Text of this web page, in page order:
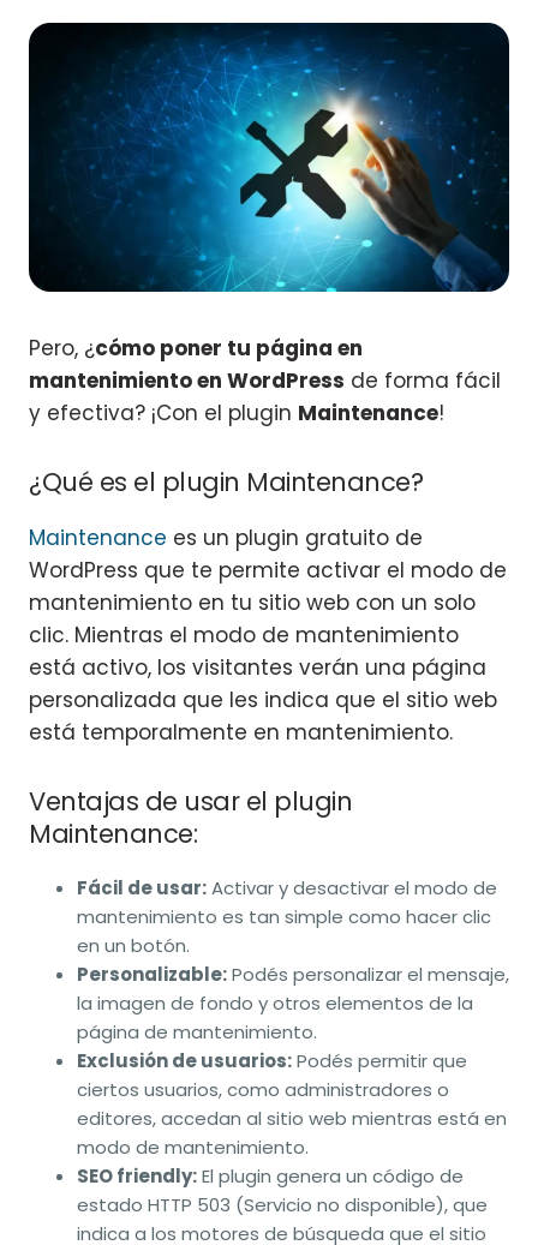
Pero, ¿cómo poner tu página en
mantenimiento en WordPress de forma fácil
y efectiva? ¡Con el plugin Maintenance!
¿Qué es el plugin Maintenance?
Maintenance es un plugin gratuito de
WordPress que te permite activar el modo de
mantenimiento en tu sitio web con un solo
clic. Mientras el modo de mantenimiento
está activo, los visitantes verán una página
personalizada que les indica que el sitio web
está temporalmente en mantenimiento.
Ventajas de usar el plugin
Maintenance:
Fácil de usar:Activar y desactivar el modo de
mantenimiento es tan simple como hacer clic
en un botón.
Personalizable:Podés personalizar el mensaje,
la imagen de fondo y otros elementos de la
página de mantenimiento.
Exclusión de usuarios:Podés permitir que
ciertos usuarios, como administradores o
editores, accedan al sitio web mientras está en
modo de mantenimiento.
SEO friendly:El plugin genera un código de
estado HTTP 503 (Servicio no disponible), que
indica a los motores de búsqueda que el sitio